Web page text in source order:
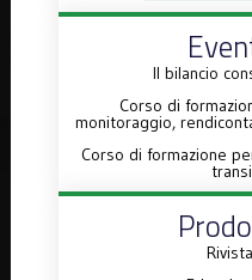
Il bilancio
Corso di
monitoraggio,
Corso di formazione